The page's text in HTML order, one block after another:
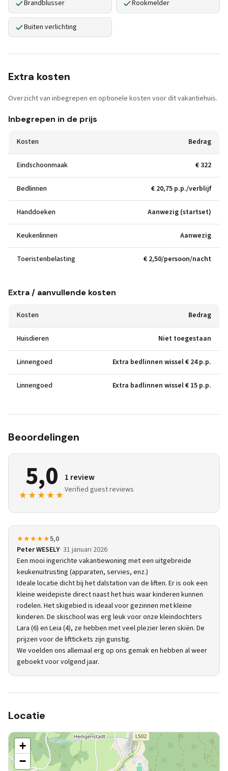
Brandblusser Rookmelder
Buiten verlichting
Extra kosten
Overzicht van inbegrepen en optionele kosten voor dit vakantiehuis.
Inbegrepen in de prijs
Kosten Bedrag
Eindschoonmaak € 322
Bedlinnen € 20,75 p.p./verblijf
Handdoeken Aanwezig (startset)
Keukenlinnen Aanwezig
Toeristenbelasting € 2,50/persoon/nacht
Extra / aanvullende kosten
Kosten Bedrag
Huisdieren Niet toegestaan
Linnengoed Extra bedlinnen wissel € 24 p.p.
Linnengoed Extra badlinnen wissel € 15 p.p.
Beoordelingen
5,0
★★★★★
1 review
Verified guest reviews
★★★★★5,0
Peter WESELY 31 januari 2026
Een mooi ingerichte vakantiewoning met een uitgebreide
keukenuitrusting (apparaten, servies, enz.)
Ideale locatie dicht bij het dalstation van de liften. Er is ook een
kleine weidepiste direct naast het huis waar kinderen kunnen
rodelen. Het skigebied is ideaal voor gezinnen met kleine
kinderen. De skischool was erg leuk voor onze kleindochters
Lara (6) en Leia (4), ze hebben met veel plezier leren skiën. De
prijzen voor de lifttickets zijn gunstig.
We voelden ons allemaal erg op ons gemak en hebben al weer
geboekt voor volgend jaar.
Locatie
+
−